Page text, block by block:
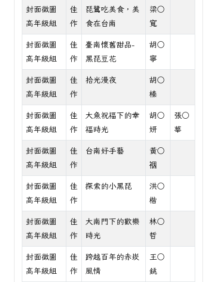
封面徵圖
高年級組
佳
作
琵鷺吃美食，美
食在台南
梁○
寬
封面徵圖
高年級組
佳
作
臺南懷舊甜品-
黑琵豆花
胡○
寧
封面徵圖
高年級組
佳
作
拾光漫夜
胡○
榛
封面徵圖
高年級組
佳
作
大魚祝福下的幸
福時光
胡○
妍
張○
華
封面徵圖
高年級組
佳
作
台南好手藝
黃○
䄄
封面徵圖
高年級組
佳
作
探索的小黑琵
洪○
楷
封面徵圖
高年級組
佳
作
大南門下的歡樂
時光
林○
哲
封面徵圖
高年級組
佳
作
跨越百年的赤崁
風情
王○
銚